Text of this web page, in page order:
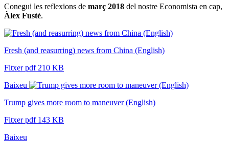
Conegui les reflexions de març 2018 del nostre Economista en cap,
Àlex Fusté.
Fresh (and reasurring) news from China (English)
Fitxer pdf 210 KB
Baixeu
Trump gives more room to maneuver (English)
Fitxer pdf 143 KB
Baixeu